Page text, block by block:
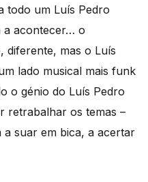
todo um Luís Pedro
a acontecer… o
diferente, mas o Luís
lado musical mais funk
o génio do Luís Pedro
retrabalhar os temas –
a suar em bica, a acertar